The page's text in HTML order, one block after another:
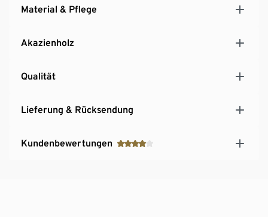
Material & Pflege
Akazienholz
Qualität
Lieferung & Rücksendung
Kundenbewertungen